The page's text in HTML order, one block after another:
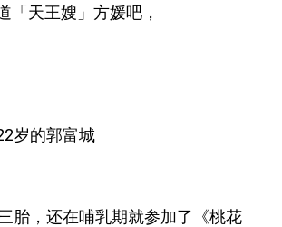
「天王嫂」方媛吧，
岁的郭富城
胎，还在哺乳期就参加了《桃花